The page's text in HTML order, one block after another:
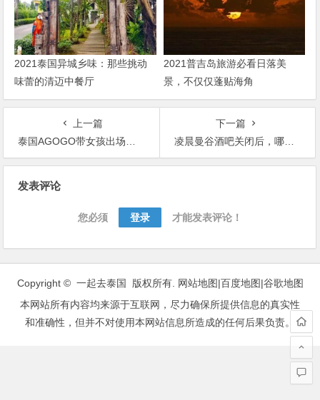
2021泰国异城乡味：那些挑动
味蕾的清迈中餐厅
2021普吉岛旅游必看日落美
景，不仅仅蓬贴海角
上一篇
泰国AGOGO带女孩出场的费用，玩得开心又要花的明白
下一篇
凌晨曼谷酒吧关闭后，哪里可以寻欢呢？
发表评论
您必须 登录 才能发表评论！
Copyright © 一起去泰国 版权所有. 网站地图|百度地图|谷歌地图
本网站所有内容均来源于互联网，尽力确保所提供信息的真实性
和准确性，但并不对使用本网站信息所造成的任何后果负责。